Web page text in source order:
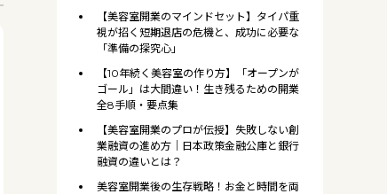
【美容室開業のマインドセット】タイパ重
視が招く短期退店の危機と、成功に必要な
「準備の探究心」
【10年続く美容室の作り方】「オープンが
ゴール」は大間違い！生き残るための開業
全8手順・要点集
【美容室開業のプロが伝授】失敗しない創
業融資の進め方｜日本政策金融公庫と銀行
融資の違いとは？
美容室開業後の生存戦略！お金と時間を両